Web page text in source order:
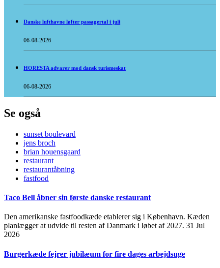
Danske lufthavne løfter passagertal i juli
06-08-2026
HORESTA advarer mod dansk turismeskat
06-08-2026
Se også
sunset boulevard
jens broch
brian houensgaard
restaurant
restaurantåbning
fastfood
Taco Bell åbner sin første danske restaurant
Den amerikanske fastfoodkæde etablerer sig i København. Kæden
planlægger at udvide til resten af Danmark i løbet af 2027. 31 Jul
2026
Burgerkæde fejrer jubilæum for fire dages arbejdsuge